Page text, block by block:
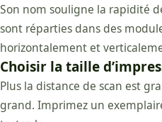
Son nom souligne la rapidité
sont réparties dans des
horizontalement et
Choisir la taille
Plus la distance de scan est
grand. Imprimez un